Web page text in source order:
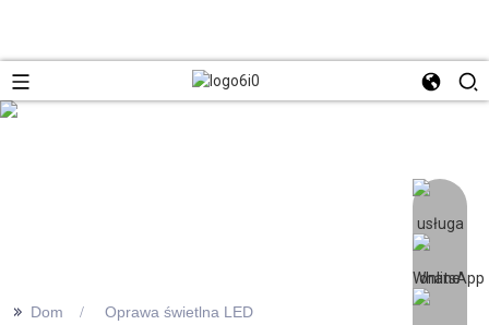
>> Dom Oprawa świetlna LED